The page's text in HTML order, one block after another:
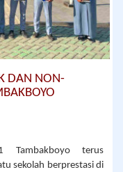
DAN NON-
Tambakboyo terus
sekolah berprestasi di